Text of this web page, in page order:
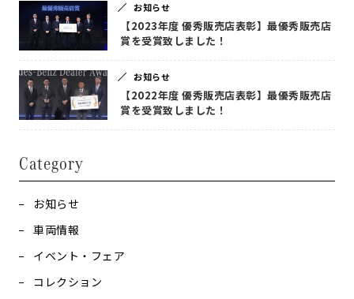
お知らせ
【2023年度 優秀販売店表彰】最優秀販売店
賞を受賞致しました！
お知らせ
【2022年度 優秀販売店表彰】最優秀販売店
賞を受賞致しました！
Category
お知らせ
車両情報
イベント・フェア
コレクション